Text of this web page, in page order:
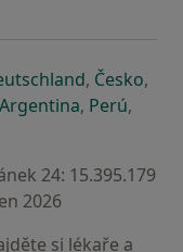
nové záložce
v nové záložce
se otevře v
, Českose
,
záložce
v nové záložce
otevře v nové
Argentinase otevře v
, Perúse
,
24: 15.395.179
2026
si lékaře a